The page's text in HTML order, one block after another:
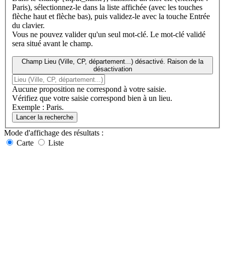
Paris), sélectionnez-le dans la liste affichée (avec les touches
flèche haut et flèche bas), puis validez-le avec la touche Entrée
du clavier.
Vous ne pouvez valider qu'un seul mot-clé. Le mot-clé validé
sera situé avant le champ.
Champ Lieu (Ville, CP, département...) désactivé. Raison de la
désactivation
Aucune proposition ne correspond à votre saisie.
Vérifiez que votre saisie correspond bien à un lieu.
Exemple : Paris.
Lancer la recherche
Mode d'affichage des résultats :
Carte
Liste